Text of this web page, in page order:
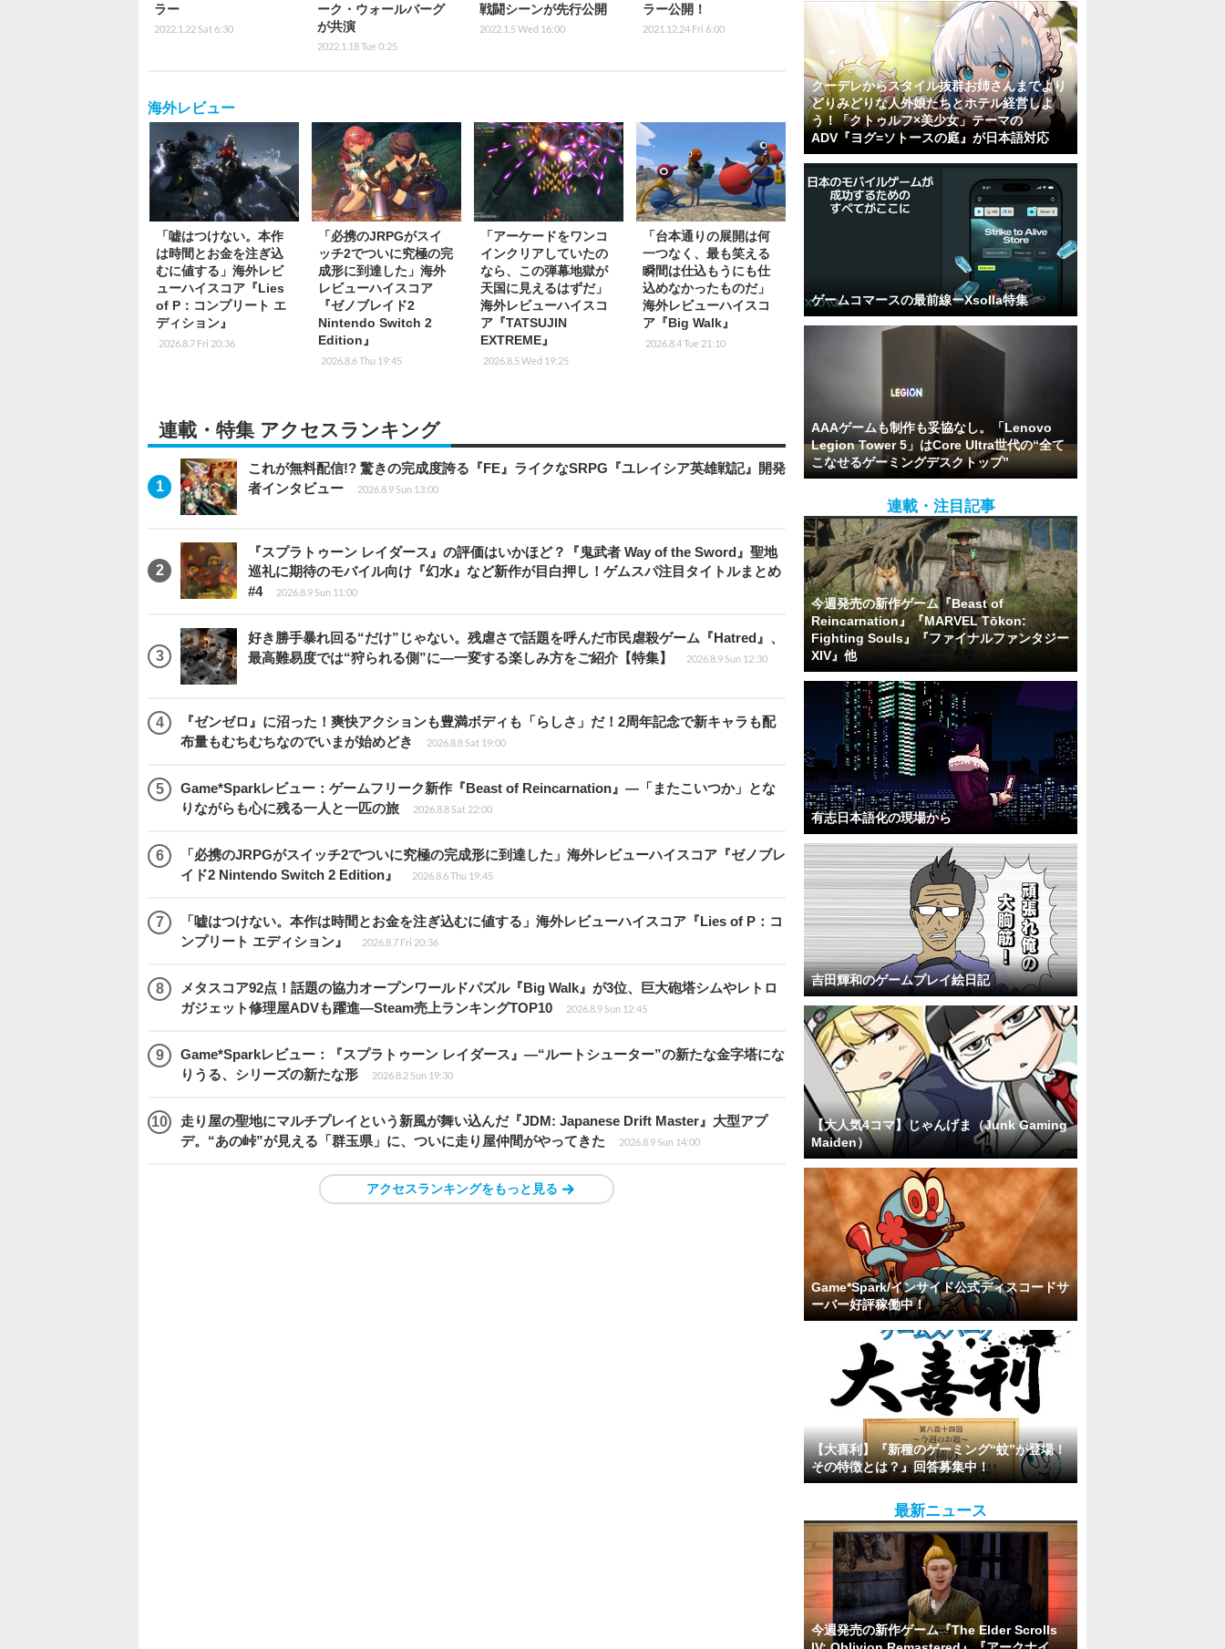
ラー
2022.1.22 Sat 6:30
ーク・ウォールバーグ
が共演
2022.1.18 Tue 0:25
戦闘シーンが先行公開
2022.1.5 Wed 16:00
ラー公開！
2021.12.24 Fri 6:00
海外レビュー
「嘘はつけない。本作
は時間とお金を注ぎ込
むに値する」海外レビ
ューハイスコア『Lies
of P：コンプリート エ
ディション』
2026.8.7 Fri 20:36
「必携のJRPGがスイ
ッチ2でついに究極の完
成形に到達した」海外
レビューハイスコア
『ゼノブレイド2
Nintendo Switch 2
Edition』
2026.8.6 Thu 19:45
「アーケードをワンコ
インクリアしていたの
なら、この弾幕地獄が
天国に見えるはずだ」
海外レビューハイスコ
ア『TATSUJIN
EXTREME』
2026.8.5 Wed 19:25
「台本通りの展開は何
一つなく、最も笑える
瞬間は仕込もうにも仕
込めなかったものだ」
海外レビューハイスコ
ア『Big Walk』
2026.8.4 Tue 21:10
連載・特集 アクセスランキング
これが無料配信!? 驚きの完成度誇る『FE』ライクなSRPG『ユレイシア英雄戦記』開発
者インタビュー
2026.8.9 Sun 13:00
『スプラトゥーン レイダース』の評価はいかほど？『鬼武者 Way of the Sword』聖地
巡礼に期待のモバイル向け『幻水』など新作が目白押し！ゲムスパ注目タイトルまとめ
#4
2026.8.9 Sun 11:00
好き勝手暴れ回る“だけ”じゃない。残虐さで話題を呼んだ市民虐殺ゲーム『Hatred』、
最高難易度では“狩られる側”に―一変する楽しみ方をご紹介【特集】
2026.8.9 Sun 12:30
『ゼンゼロ』に沼った！爽快アクションも豊満ボディも「らしさ」だ！2周年記念で新キャラも配
布量もむちむちなのでいまが始めどき
2026.8.8 Sat 19:00
Game*Sparkレビュー：ゲームフリーク新作『Beast of Reincarnation』―「またこいつか」とな
りながらも心に残る一人と一匹の旅
2026.8.8 Sat 22:00
「必携のJRPGがスイッチ2でついに究極の完成形に到達した」海外レビューハイスコア『ゼノブレ
イド2 Nintendo Switch 2 Edition』
2026.8.6 Thu 19:45
「嘘はつけない。本作は時間とお金を注ぎ込むに値する」海外レビューハイスコア『Lies of P：コ
ンプリート エディション』
2026.8.7 Fri 20:36
メタスコア92点！話題の協力オープンワールドパズル『Big Walk』が3位、巨大砲塔シムやレトロ
ガジェット修理屋ADVも躍進―Steam売上ランキングTOP10
2026.8.9 Sun 12:45
Game*Sparkレビュー：『スプラトゥーン レイダース』―“ルートシューター”の新たな金字塔にな
りうる、シリーズの新たな形
2026.8.2 Sun 19:30
走り屋の聖地にマルチプレイという新風が舞い込んだ『JDM: Japanese Drift Master』大型アプ
デ。“あの峠”が見える「群玉県」に、ついに走り屋仲間がやってきた
2026.8.9 Sun 14:00
アクセスランキングをもっと見る
クーデレからスタイル抜群お姉さんまでより
どりみどりな人外娘たちとホテル経営しよ
う！「クトゥルフ×美少女」テーマの
ADV『ヨグ=ソトースの庭』が日本語対応
ゲームコマースの最前線ーXsolla特集
AAAゲームも制作も妥協なし。「Lenovo
Legion Tower 5」はCore Ultra世代の“全て
こなせるゲーミングデスクトップ”
連載・注目記事
今週発売の新作ゲーム『Beast of
Reincarnation』『MARVEL Tōkon:
Fighting Souls』『ファイナルファンタジー
XIV』他
有志日本語化の現場から
吉田輝和のゲームプレイ絵日記
【大人気4コマ】じゃんげま（Junk Gaming
Maiden）
Game*Spark/インサイド公式ディスコードサ
ーバー好評稼働中！
【大喜利】『新種のゲーミング“蚊”が登場！
その特徴とは？』回答募集中！
最新ニュース
今週発売の新作ゲーム『The Elder Scrolls